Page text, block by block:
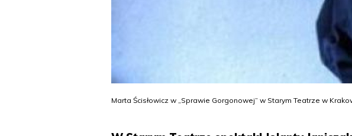
Marta Ścisłowicz w „Sprawie Gorgonowej” w Starym Teatrze w